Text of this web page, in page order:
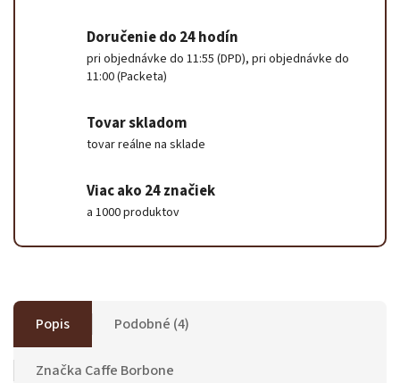
Doručenie do 24 hodín
pri objednávke do 11:55 (DPD), pri objednávke do
11:00 (Packeta)
Tovar skladom
tovar reálne na sklade
Viac ako 24 značiek
a 1000 produktov
Popis Podobné (4)
Značka Caffe Borbone